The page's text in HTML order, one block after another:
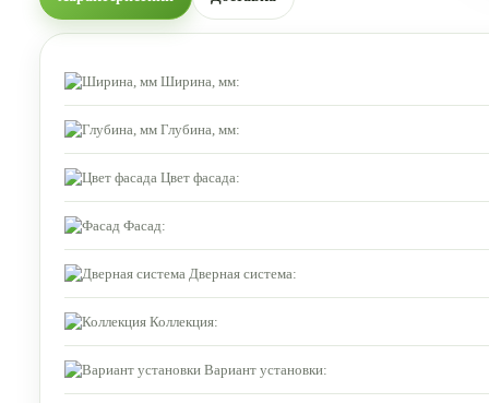
Ширина, мм:
Глубина, мм:
Цвет фасада:
Фасад:
Дверная система:
Коллекция:
Вариант установки: